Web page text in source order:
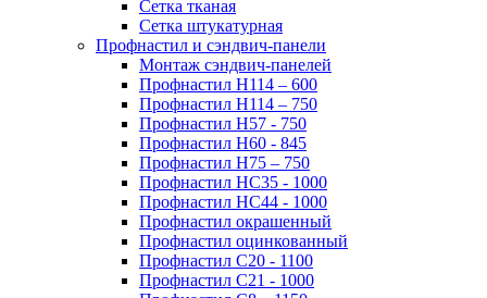
Сетка тканая
Сетка штукатурная
Профнастил и сэндвич-панели
Монтаж сэндвич-панелей
Профнастил Н114 – 600
Профнастил Н114 – 750
Профнастил Н57 - 750
Профнастил Н60 - 845
Профнастил Н75 – 750
Профнастил НС35 - 1000
Профнастил НС44 - 1000
Профнастил окрашенный
Профнастил оцинкованный
Профнастил С20 - 1100
Профнастил С21 - 1000